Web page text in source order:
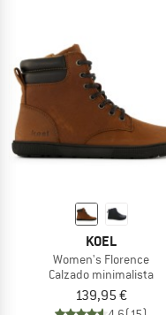
KOEL
Women's Florence
Calzado minimalista
139,95 €